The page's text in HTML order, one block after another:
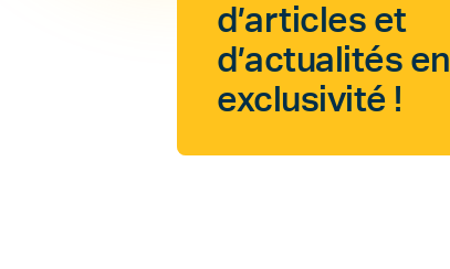
d’articles et
d’actualités en
exclusivité !